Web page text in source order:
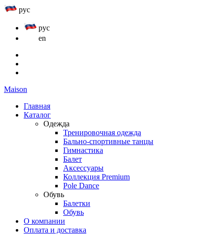
рус
рус
en
Maison
Главная
Каталог
Одежда
Тренировочная одежда
Бально-спортивные танцы
Гимнастика
Балет
Аксессуары
Коллекция Premium
Pole Dance
Обувь
Балетки
Обувь
О компании
Оплата и доставка